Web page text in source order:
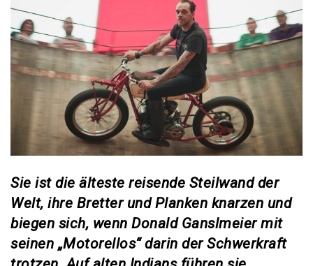
Sie ist die älteste reisende Steilwand der
Welt, ihre Bretter und Planken knarzen und
biegen sich, wenn Donald Ganslmeier mit
seinen „Motorellos“ darin der Schwerkraft